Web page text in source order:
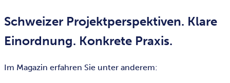
Schweizer Projektperspektiven. Klare
Einordnung. Konkrete Praxis.
Im Magazin erfahren Sie unter anderem: